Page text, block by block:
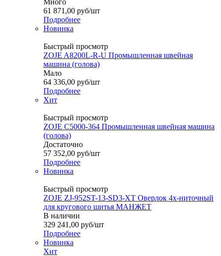
61 871,00 руб/шт
Подробнее
Новинка
Быстрый просмотр
ZOJE A8200L-R-U Промышленная швейная
машина (голова)
Мало
64 336,00 руб/шт
Подробнее
Хит
Быстрый просмотр
ZOJE C5000-364 Промышленная швейная машина
(голова)
Достаточно
57 352,00 руб/шт
Подробнее
Новинка
Быстрый просмотр
ZOJE ZJ-952ST-13-SD3-XT Оверлок 4х-ниточный
для кругового шитья МАНЖЕТ
В наличии
329 241,00 руб/шт
Подробнее
Новинка
Хит